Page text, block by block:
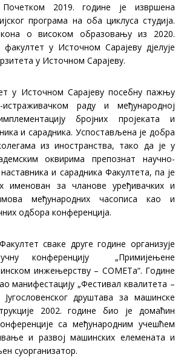
2019. године је извршена
програма на оба циклуса студија.
о високом образовању из 2020.
у Источном Сарајеву дјелује
у Источном Сарајеву.
у Источном Сарајеву посебну пажњу
истраживачком раду и међународној
бројних пројеката и
и сарадника. Успостављена је добра
из иностранства, тако да је у
оквирима препознат научно-
и сарадника Факултета, па је
именован за чланове уређивачких и
међународних часописа као и
одбора конференција.
сваке друге године организује
конференцију „Примијењене
инжењерству – COMETа“. Године
манифестацију „Фестивал квалитета –
друштава за машинске
2002. године био је домаћин
са међународним учешћем
и развој машинских елемената и
суорганизатор.